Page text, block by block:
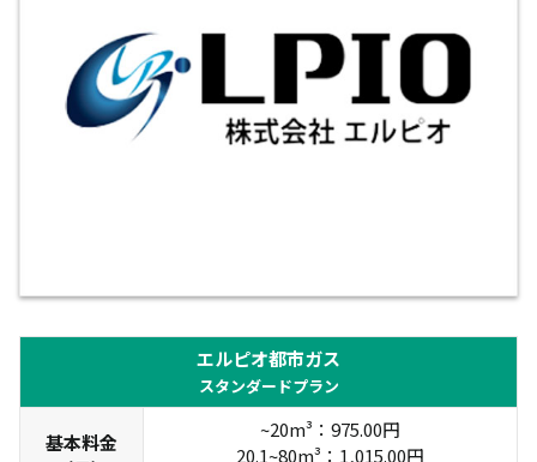
世帯人数
ガス使用量
エルピオ都市ガス
スタンダードプラン
基本料金
~20m³：975.00円
20.1~80m³：1,015.00円